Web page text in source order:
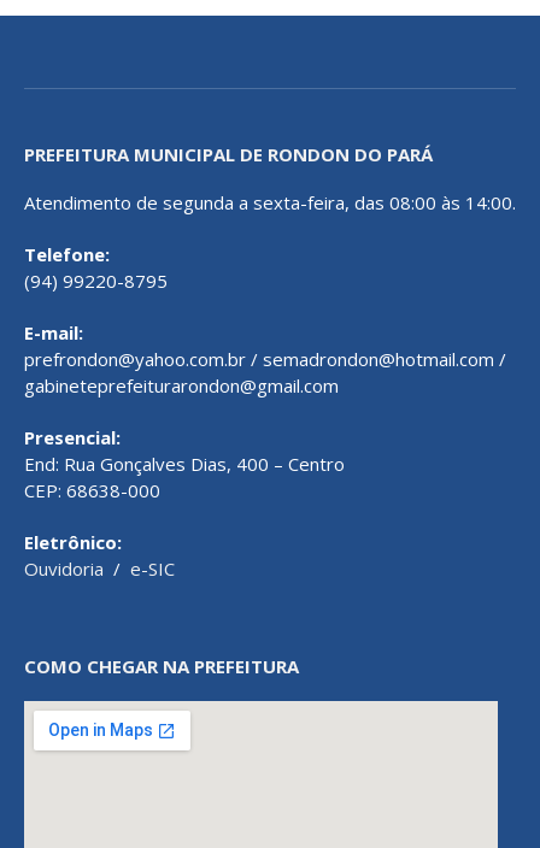
PREFEITURA MUNICIPAL DE RONDON DO PARÁ
Atendimento de segunda a sexta-feira, das 08:00 às 14:00.
Telefone:
(94) 99220-8795
E-mail:
prefrondon@yahoo.com.br / semadrondon@hotmail.com /
gabineteprefeiturarondon@gmail.com
Presencial:
End: Rua Gonçalves Dias, 400 – Centro
CEP: 68638-000
Eletrônico:
Ouvidoria / e-SIC
COMO CHEGAR NA PREFEITURA